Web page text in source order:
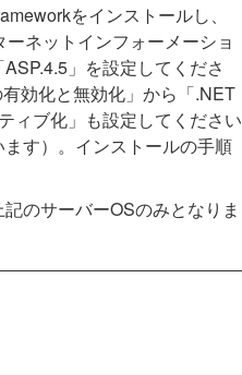
をインストールし、
ネットインフォーメーショ
」を設定してくださ
効化と無効化」から「.NET
ィブ化」も設定してください
す）。インストールの手順
のサーバーOSのみとなりま